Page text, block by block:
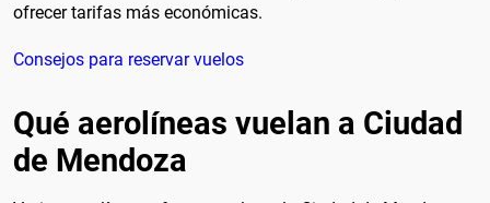
ofrecer tarifas más económicas.
Consejos para reservar vuelos
Qué aerolíneas vuelan a Ciudad
de Mendoza